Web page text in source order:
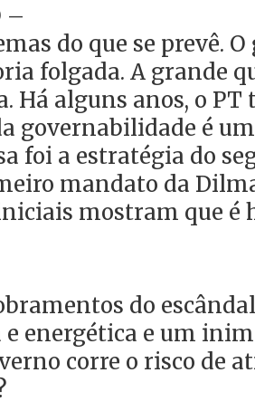
–
do que se prevê.
folgada. A grande
Há alguns anos, o
governabilidade é
foi a estratégia do
mandato da
mostram que é
do
energética e um
corre o risco de